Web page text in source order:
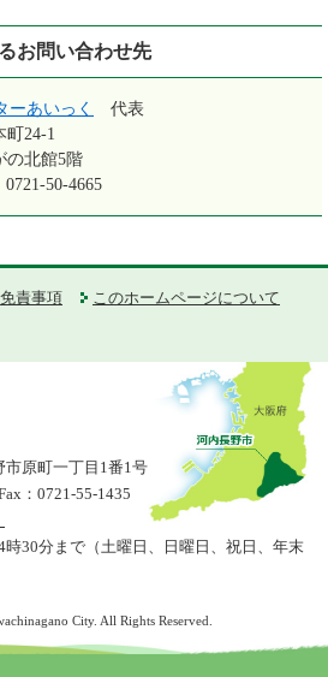
お問い合わせ先
ーあいっく 代表
町24-1
の北館5階
0721-50-4665
免責事項
このホームページについて
原町一丁目1番1号
：0721-55-1435
30分まで（土曜日、日曜日、祝日、年末
City. All Rights Reserved.